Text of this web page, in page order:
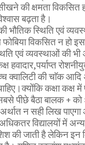
सीखने की क्षमता
बढ़ता है।
भौतिक स्थिति एवं
विकसित न हो
एवं व्यवस्थाओं की
हवादार,पर्याप्त
क्वालिटी की चाॅक
कक्षा कक्ष
सबसे पीछे बैठा बालक +
न सही लिख
विद्यालयों में
की जाती है लेकिन इन